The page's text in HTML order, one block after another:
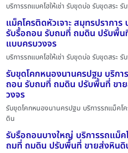
บริการรถแบคโฮให้เช่า รับขุดบ่อ รับขุดสระ
แม็คโครติดหัวเจาะ สมุทรปราการ
รับรื้อถอน รับถมที่ ถมดิน ปรับพื้น
แบบครบวงจร
บริการรถแบคโฮให้เช่า รับขุดบ่อ รับขุดสระ
รับขุดโคกหนองนานครปฐม บริกา
ถอน รับถมที่ ถมดิน ปรับพื้นที่ ขา
วงจร
รับขุดโคกหนองนานครปฐม บริการรถแม็คโ
ดิน
รับรื้อถอนบางใหญ่ บริการรถแม็ค
ถมที่ ถมดิน ปรับพื้นที่ ขายส่งหินดิ